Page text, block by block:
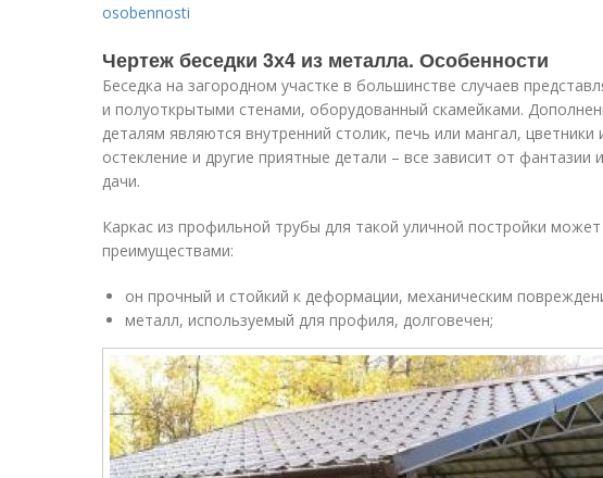
osobennosti
Чертеж беседки 3х4 из металла. Особенности
Беседка на загородном участке в большинстве случаев
и полуоткрытыми стенами, оборудованный скамейками.
деталям являются внутренний столик, печь или мангал,
остекление и другие приятные детали – все зависит от фантазии
дачи.
Каркас из профильной трубы для такой уличной постройки
преимуществами:
он прочный и стойкий к деформации, механическим
металл, используемый для профиля, долговечен;